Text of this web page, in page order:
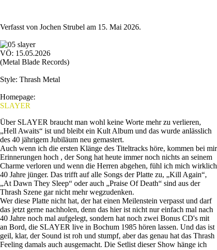
Verfasst von Jochen Strubel am 15. Mai 2026.
VÖ: 15.05.2026
(Metal Blade Records)
Style: Thrash Metal
Homepage:
SLAYER
Über SLAYER braucht man wohl keine Worte mehr zu verlieren,
„Hell Awaits“ ist und bleibt ein Kult Album und das wurde anlässlich
des 40 jährigem Jubiläum neu gemastert.
Auch wenn ich die ersten Klänge des Titeltracks höre, kommen bei mir
Erinnerungen hoch , der Song hat heute immer noch nichts an seinem
Charme verloren und wenn die Herren abgehen, fühl ich mich wirklich
40 Jahre jünger. Das trifft auf alle Songs der Platte zu, „Kill Again“,
„At Dawn They Sleep“ oder auch „Praise Of Death“ sind aus der
Thrash Szene gar nicht mehr wegzudenken.
Wer diese Platte nicht hat, der hat einen Meilenstein verpasst und darf
das jetzt gerne nachholen, denn das hier ist nicht nur einfach mal nach
40 Jahre noch mal aufgelegt, sondern hat noch zwei Bonus CD's mit
an Bord, die SLAYER live in Bochum 1985 hören lassen. Und das ist
geil, klar, der Sound ist roh und stumpf, aber das genau hat das Thrash
Feeling damals auch ausgemacht. Die Setlist dieser Show hänge ich